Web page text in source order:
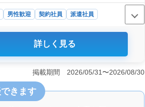
男性歓迎 契約社員
派遣社員
にとって、適しているポジションで
を提供しています。寮・社宅の用意や
＞ 注文住宅の施工管理を通じて、お
で幅広い分野で活躍でき、やりがいを
詳しく見る
掲載期間 2026/05/31〜2026/08/30
きます